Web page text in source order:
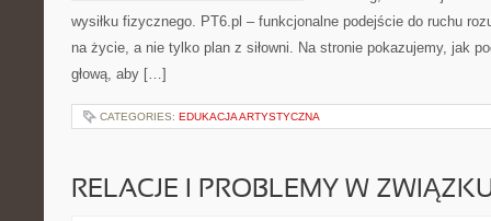
wysiłku fizycznego. PT6.pl – funkcjonalne podejście do ruchu
na życie, a nie tylko plan z siłowni. Na stronie pokazujemy, jak
głową, aby […]
CATEGORIES: EDUKACJA ARTYSTYCZNA
RELACJE I PROBLEMY W